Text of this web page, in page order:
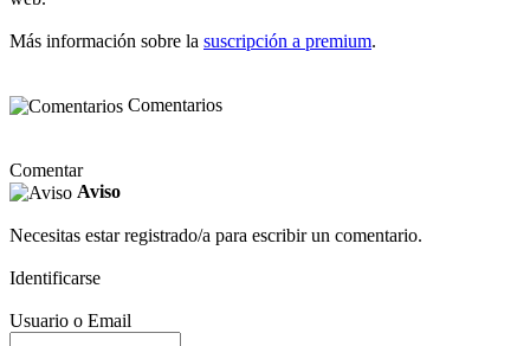
Más información sobre la suscripción a premium.
Comentarios
Comentar
Aviso
Necesitas estar registrado/a para escribir un comentario.
Identificarse
Usuario o Email